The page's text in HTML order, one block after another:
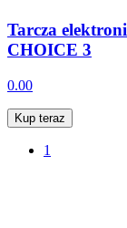
Tarcza
CHOICE 3
0.00
Kup teraz
1